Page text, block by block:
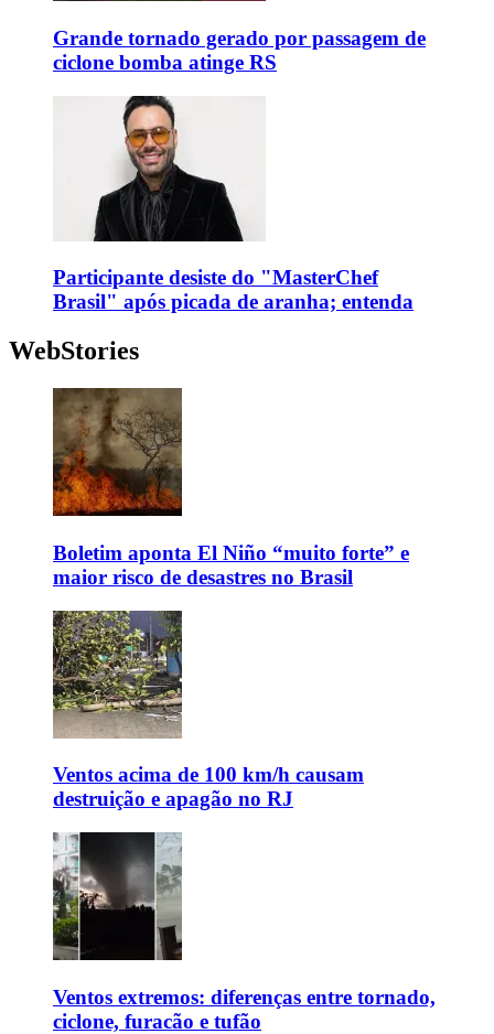
Grande tornado gerado por passagem de
ciclone bomba atinge RS
Participante desiste do "MasterChef
Brasil" após picada de aranha; entenda
WebStories
Boletim aponta El Niño “muito forte” e
maior risco de desastres no Brasil
Ventos acima de 100 km/h causam
destruição e apagão no RJ
Ventos extremos: diferenças entre tornado,
ciclone, furacão e tufão